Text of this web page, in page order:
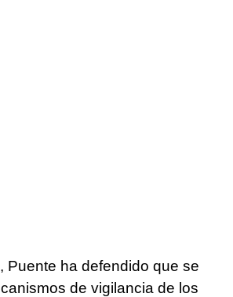
Puente ha defendido que se
de vigilancia de los